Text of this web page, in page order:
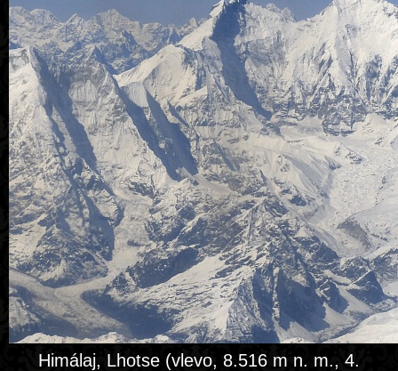
Himálaj, Lhotse (vlevo, 8.516 m n. m., 4.